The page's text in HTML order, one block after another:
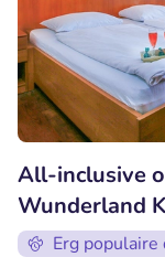
All-inclusive
Wunderland
Erg populaire